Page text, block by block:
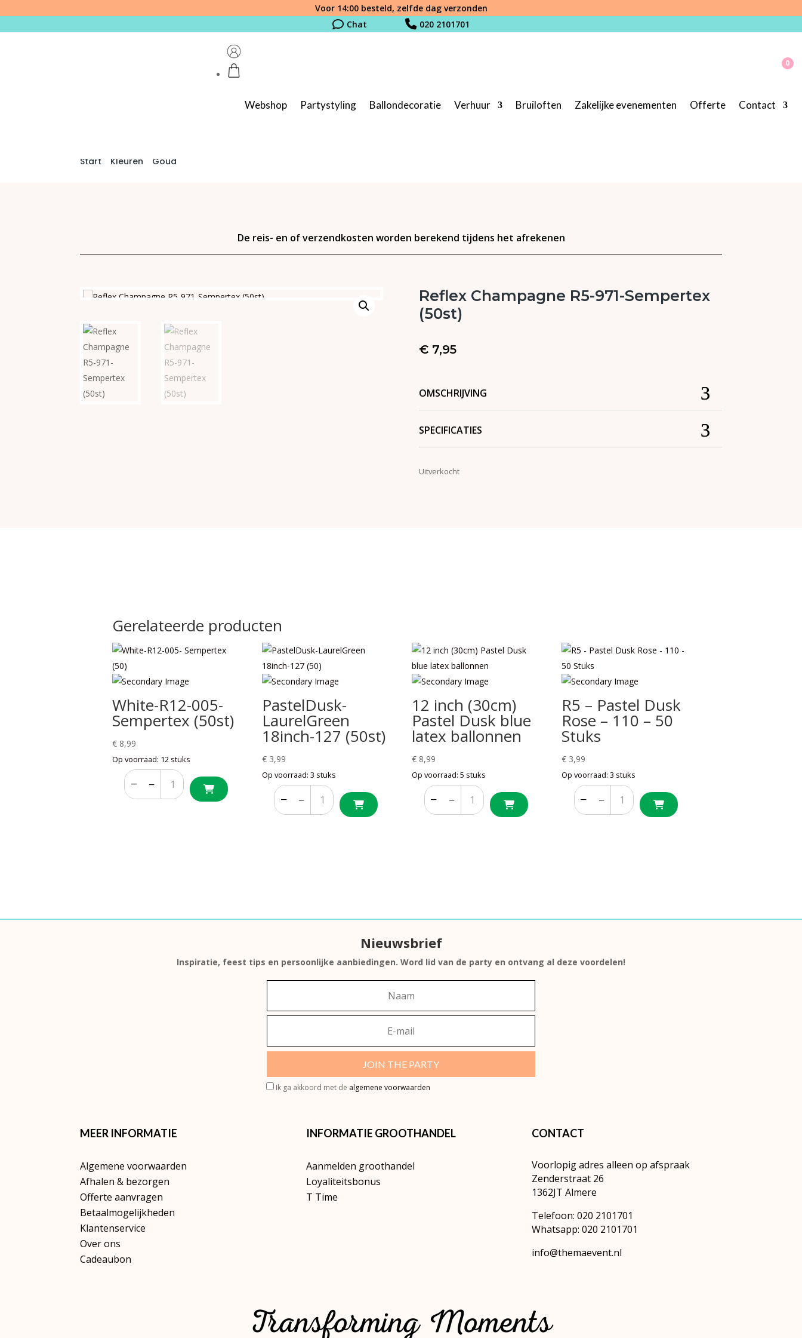
Voor 14:00 besteld, zelfde dag verzonden
Chat
020 2101701
0
Webshop Partystyling Ballondecoratie Verhuur Bruiloften Zakelijke evenementen Offerte Contact
Start Kleuren Goud
De reis- en of verzendkosten worden berekend tijdens het afrekenen
Reflex Champagne R5-971-Sempertex
(50st)
€7,95
OMSCHRIJVING
SPECIFICATIES
Uitverkocht
Gerelateerde producten
White-R12-005-
Sempertex (50st)
€ 8,99
Op voorraad: 12 stuks
− − + +
PastelDusk-
LaurelGreen
18inch-127 (50st)
€ 3,99
Op voorraad: 3 stuks
− − + +
12 inch (30cm)
Pastel Dusk blue
latex ballonnen
€ 8,99
Op voorraad: 5 stuks
− − + +
R5 – Pastel Dusk
Rose – 110 – 50
Stuks
€ 3,99
Op voorraad: 3 stuks
− − + +
Nieuwsbrief
Inspiratie, feest tips en persoonlijke aanbiedingen. Word lid van de party en ontvang al deze voordelen!
JOIN THE PARTY
Ik ga akkoord met de algemene voorwaarden
MEER INFORMATIE
Algemene voorwaarden
Afhalen & bezorgen
Offerte aanvragen
Betaalmogelijkheden
Klantenservice
Over ons
Cadeaubon
INFORMATIE GROOTHANDEL
Aanmelden groothandel
Loyaliteitsbonus
T Time
CONTACT
Voorlopig adres alleen op afspraak
Zenderstraat 26
1362JT Almere
Telefoon: 020 2101701
Whatsapp: 020 2101701
info@themaevent.nl
Transforming Moments